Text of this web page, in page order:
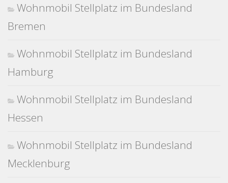
Wohnmobil Stellplatz im Bundesland
Bremen
Wohnmobil Stellplatz im Bundesland
Hamburg
Wohnmobil Stellplatz im Bundesland
Hessen
Wohnmobil Stellplatz im Bundesland
Mecklenburg